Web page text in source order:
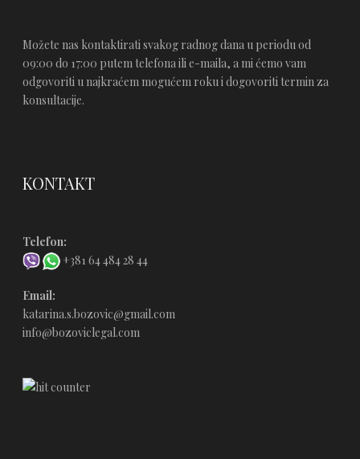
Možete nas kontaktirati svakog radnog dana u periodu od
09:00 do 17:00 putem telefona ili e-maila, a mi ćemo vam
odgovoriti u najkraćem mogućem roku i dogovoriti termin za
konsultacije.
KONTAKT
Telefon:
+381 64 484 28 44
Email:
katarina.s.bozovic@gmail.com
info@bozoviclegal.com